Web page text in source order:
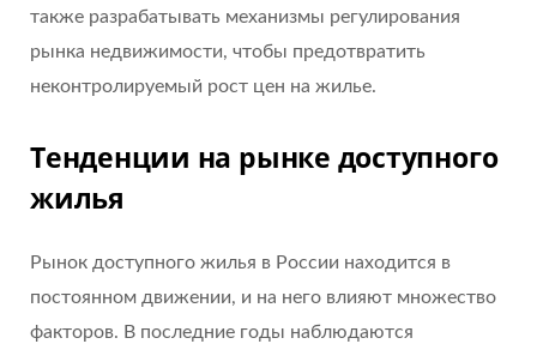
также разрабатывать механизмы регулирования
рынка недвижимости, чтобы предотвратить
неконтролируемый рост цен на жилье.
Тенденции на рынке доступного
жилья
Рынок доступного жилья в России находится в
постоянном движении, и на него влияют множество
факторов. В последние годы наблюдаются